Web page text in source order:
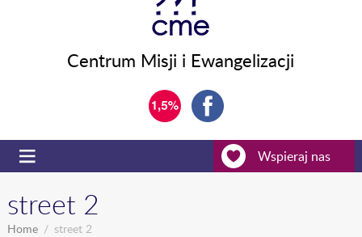
Centrum Misji i Ewangelizacji
Wspieraj nas
street 2
Home street 2